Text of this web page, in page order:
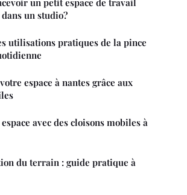
un studio?
utilisations pratiques de la pince
espace à nantes grâce aux
avec des cloisons mobiles à
du terrain : guide pratique à